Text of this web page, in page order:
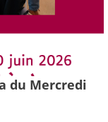
du Mercredi